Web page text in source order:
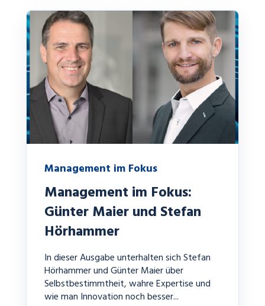
Management im Fokus
Management im Fokus:
Günter Maier und Stefan
Hörhammer
In dieser Ausgabe unterhalten sich Stefan
Hörhammer und Günter Maier über
Selbstbestimmtheit, wahre Expertise und
wie man Innovation noch besser...